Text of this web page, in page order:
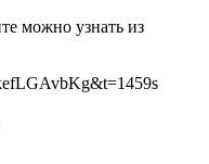
можно узнать из